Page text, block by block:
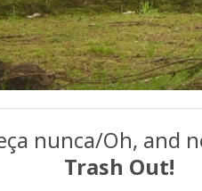
nunca/Oh, and
Trash Out!